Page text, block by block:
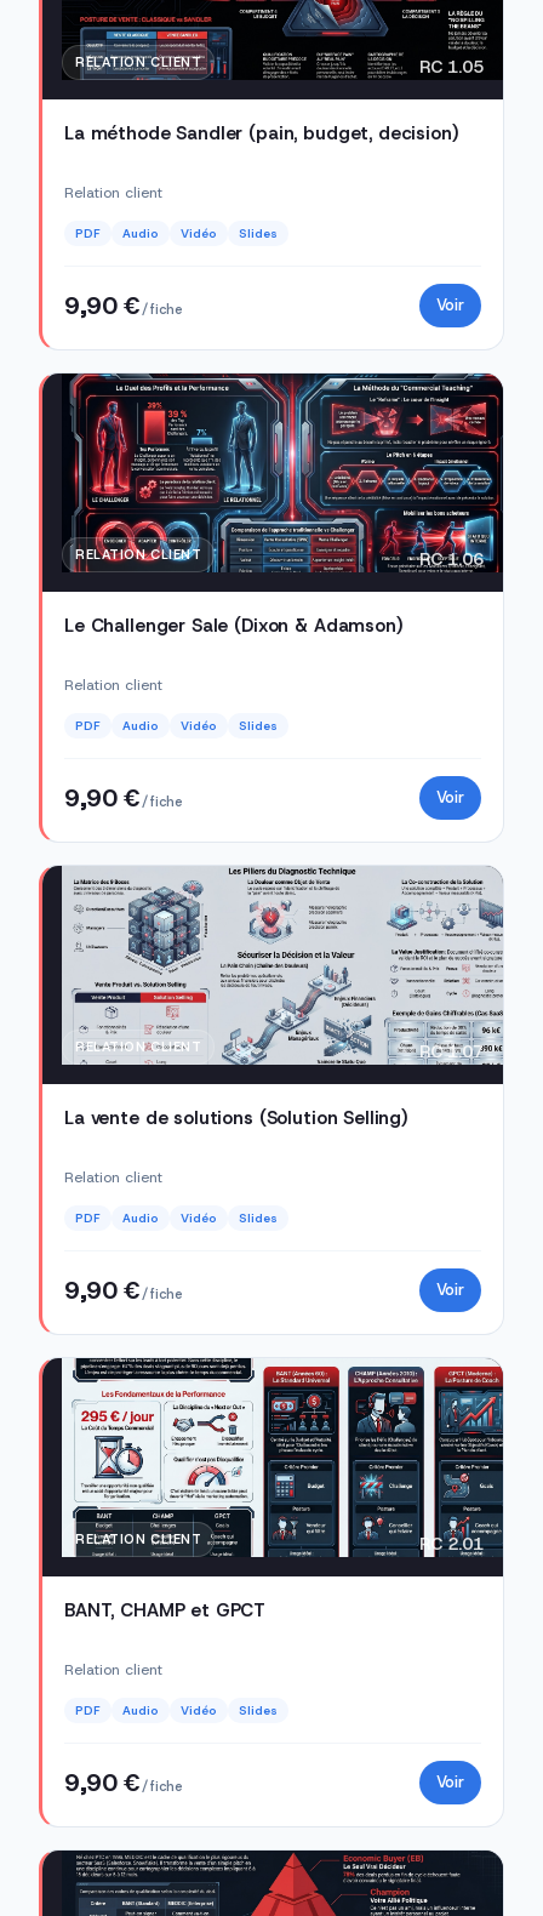
RELATION CLIENT RC 1.05
La méthode Sandler (pain, budget, decision)
Relation client
PDF Audio Vidéo Slides
9,90 €/ fiche Voir
RELATION CLIENT RC 1.06
Le Challenger Sale (Dixon & Adamson)
Relation client
PDF Audio Vidéo Slides
9,90 €/ fiche Voir
RELATION CLIENT RC 1.07
La vente de solutions (Solution Selling)
Relation client
PDF Audio Vidéo Slides
9,90 €/ fiche Voir
RELATION CLIENT RC 2.01
BANT, CHAMP et GPCT
Relation client
PDF Audio Vidéo Slides
9,90 €/ fiche Voir